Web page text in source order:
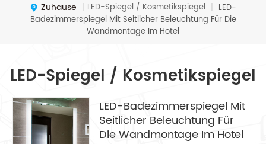
Zuhause | LED-Spiegel / Kosmetikspiegel | LED-
Badezimmerspiegel Mit Seitlicher Beleuchtung Für Die
Wandmontage Im Hotel
LED-Spiegel / Kosmetikspiegel
LED-Badezimmerspiegel Mit
Seitlicher Beleuchtung Für
Die Wandmontage Im Hotel